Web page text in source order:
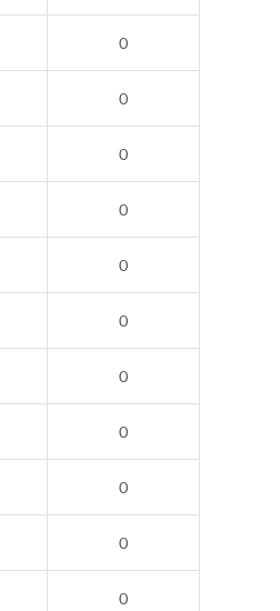
0
0
0
0
0
0
0
0
0
0
0